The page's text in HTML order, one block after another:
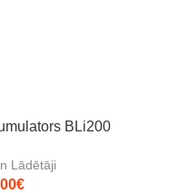
BLi200
Lādētāji
€